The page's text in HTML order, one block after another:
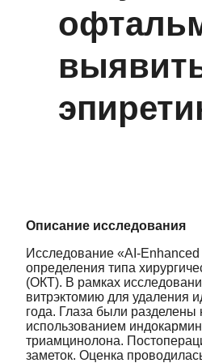
Описание исследования
Исследование «AI-
определения типа
(ОКТ). В рамках
витрэктомию для удаления
года. Глаза были
использованием
триамцинолона.
заметок. Оценка